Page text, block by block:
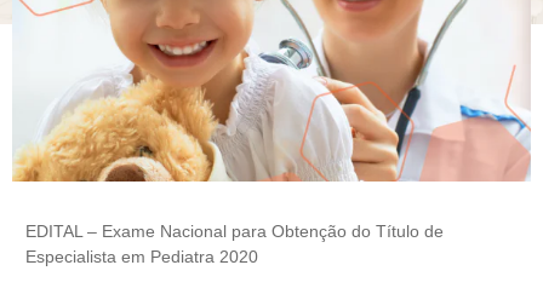
EDITAL – Exame Nacional para Obtenção do Título de
Especialista em Pediatra 2020